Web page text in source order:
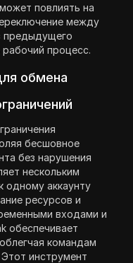
повлиять на
между
предыдущего
процесс.
обмена
бесшовное
без нарушения
нескольким
одному аккаунту
ресурсов и
входами и
обеспечивает
командам
инструмент